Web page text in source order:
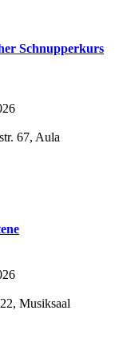
Schnupperkurs
67, Aula
Musiksaal